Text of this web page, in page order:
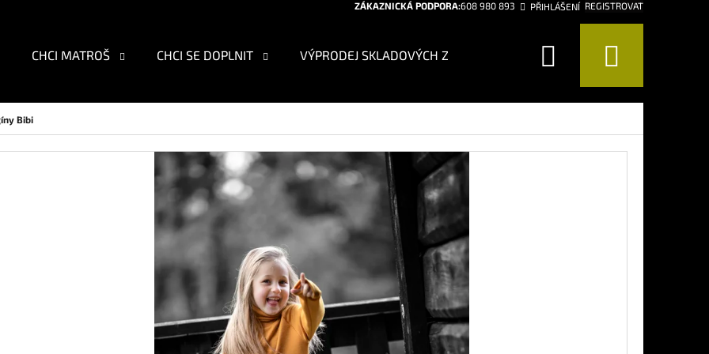
ZÁKAZNICKÁ PODPORA:608 980 893 PŘIHLÁŠENÍ REGISTROVAT
CHCI MATROŠ CHCI SE DOPLNIT VÝPRODEJ SKLADOVÝCH ZÁSOB! Hledat
Bibi
POTŘEBUJETE NAJÍT?
HLEDAT